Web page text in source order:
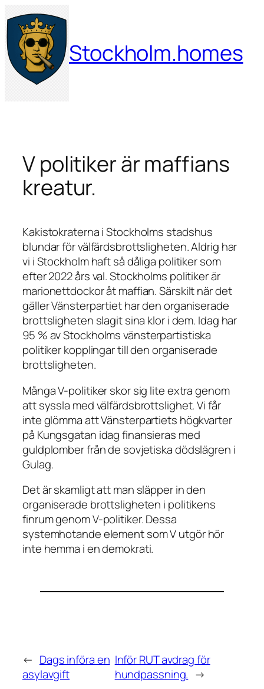
Hoppa
till
innehåll
Stockholm.homes
V politiker är maffians
kreatur.
Kakistokraterna i Stockholms stadshus
blundar för välfärdsbrottsligheten. Aldrig har
vi i Stockholm haft så dåliga politiker som
efter 2022 års val. Stockholms politiker är
marionettdockor åt maffian. Särskilt när det
gäller Vänsterpartiet har den organiserade
brottsligheten slagit sina klor i dem. Idag har
95 % av Stockholms vänsterpartistiska
politiker kopplingar till den organiserade
brottsligheten.
Många V-politiker skor sig lite extra genom
att syssla med välfärdsbrottslighet. Vi får
inte glömma att Vänsterpartiets högkvarter
på Kungsgatan idag finansieras med
guldplomber från de sovjetiska dödslägren i
Gulag.
Det är skamligt att man släpper in den
organiserade brottsligheten i politikens
finrum genom V-politiker. Dessa
systemhotande element som V utgör hör
inte hemma i en demokrati.
← Dags införa en
asylavgift
Inför RUT avdrag för
hundpassning. →